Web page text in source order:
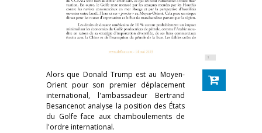
Alors que Donald Trump est au Moyen-
Orient pour son premier déplacement
international, l'ambassadeur Bertrand
Besancenot analyse la position des États
du Golfe face aux chamboulements de
l'ordre international.